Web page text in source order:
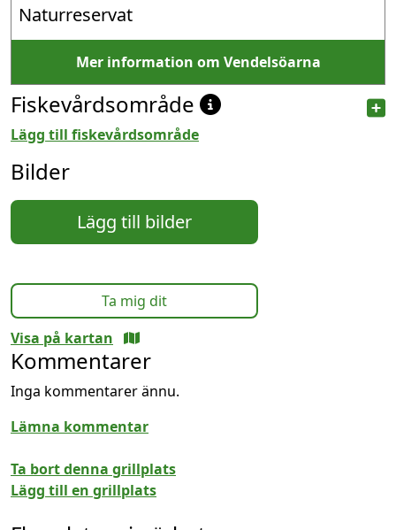
Naturreservat
Mer information om Vendelsöarna
Fiskevårdsområde
Lägg till fiskevårdsområde
Bilder
Lägg till bilder
Ta mig dit
Visa på kartan
Kommentarer
Inga kommentarer ännu.
Lämna kommentar
Ta bort denna grillplats
Lägg till en grillplats